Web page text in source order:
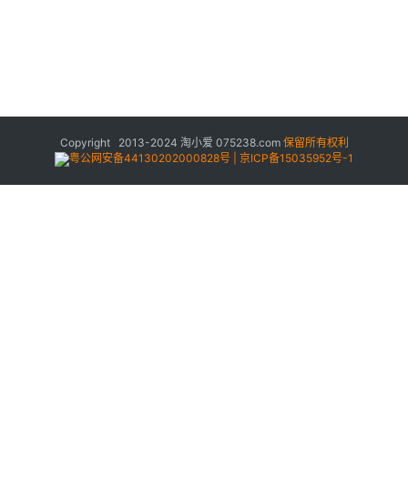
Copyright 2013-2024 淘小爱 075238.com 保留所有权利
粤公网安备44130202000828号 | 京ICP备15035952号-1